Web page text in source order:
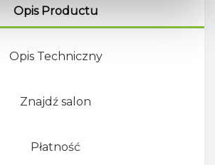
Opis Productu
Opis Techniczny
Znajdź salon
Płatność